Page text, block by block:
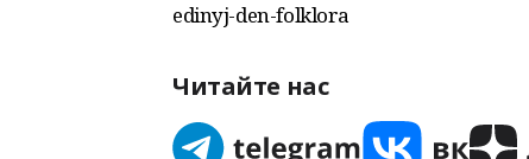
edinyj-den-folklora
Читайте нас